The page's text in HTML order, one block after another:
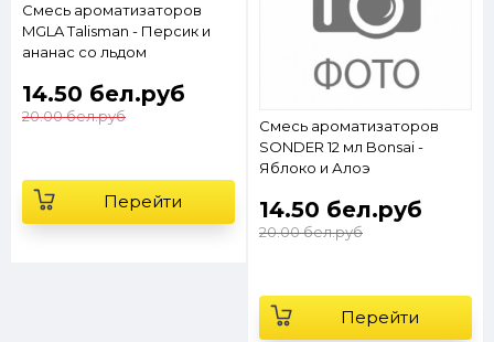
Смесь ароматизаторов
MGLA Talisman - Персик и
ананас со льдом
14.50 бел.руб
20.00 бел.руб
Перейти
Смесь ароматизаторов
SONDER 12 мл Bonsai -
Яблоко и Алоэ
14.50 бел.руб
20.00 бел.руб
Перейти